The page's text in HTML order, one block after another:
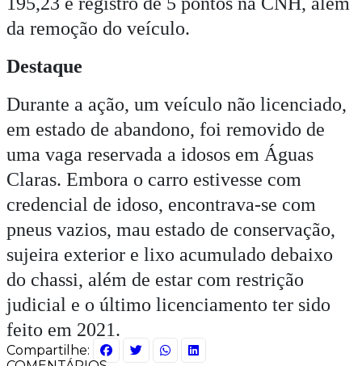
da remoção do veículo.
Destaque
Durante a ação, um veículo não licenciado,
em estado de abandono, foi removido de
uma vaga reservada a idosos em Águas
Claras. Embora o carro estivesse com
credencial de idoso, encontrava-se com
pneus vazios, mau estado de conservação,
sujeira exterior e lixo acumulado debaixo
do chassi, além de estar com restrição
judicial e o último licenciamento ter sido
feito em 2021.
Compartilhe: